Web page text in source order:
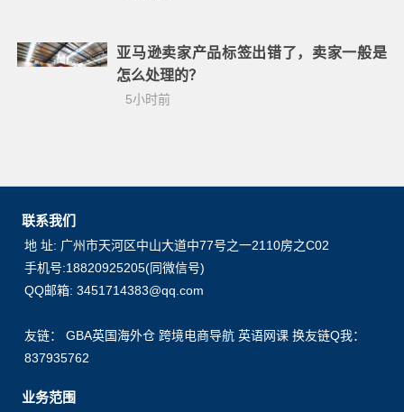
亚马逊卖家产品标签出错了，卖家一般是
怎么处理的？
5小时前
联系我们
地 址: 广州市天河区中山大道中77号之一2110房之C02
手机号:18820925205(同微信号)
QQ邮箱: 3451714383@qq.com
友链：GBA英国海外仓 跨境电商导航 英语网课 换友链Q我：
837935762
业务范围